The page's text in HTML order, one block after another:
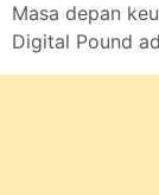
Masa depan
Digital Pound